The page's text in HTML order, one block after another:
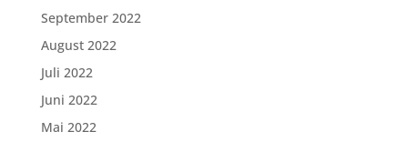
September 2022
August 2022
Juli 2022
Juni 2022
Mai 2022